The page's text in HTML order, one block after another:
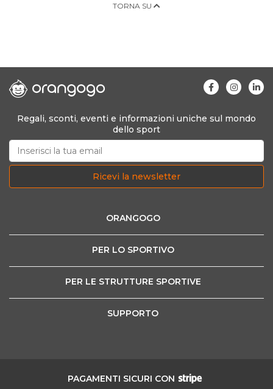
TORNA SU
Regali, sconti, eventi e informazioni uniche sul mondo
dello sport
Ricevi la newsletter
ORANGOGO
PER LO SPORTIVO
PER LE STRUTTURE SPORTIVE
SUPPORTO
PAGAMENTI SICURI CON